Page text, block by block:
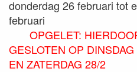
donderdag 26 februari tot
februari
OPGELET:
GESLOTEN OP
EN ZATERDAG 28/2